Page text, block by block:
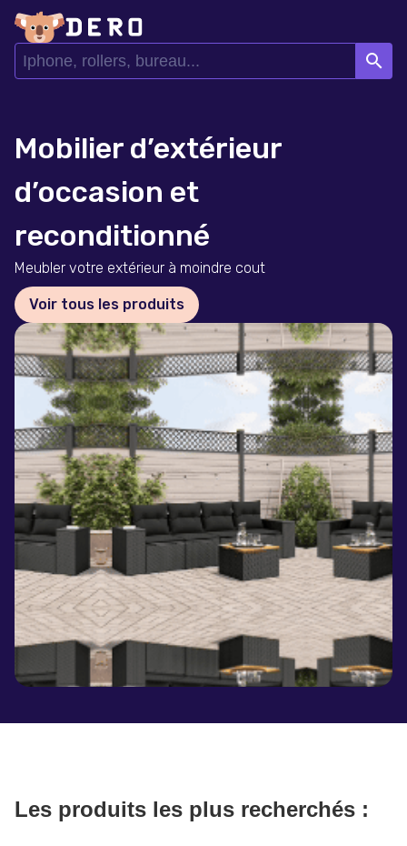
search
Mobilier d’extérieur
d’occasion et
reconditionné
Meubler votre extérieur à moindre cout
Voir tous les produits
Les produits les plus recherchés :